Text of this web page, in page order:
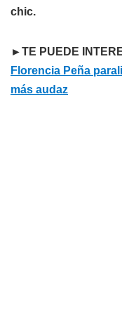
chic.
►TE PUEDE
Florencia Peña
más audaz